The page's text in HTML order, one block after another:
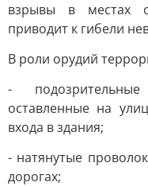
взрывы в местах
приводит к гибели
В роли орудий
-
оставленные на
входа в здания;
- натянутые
дорогах;